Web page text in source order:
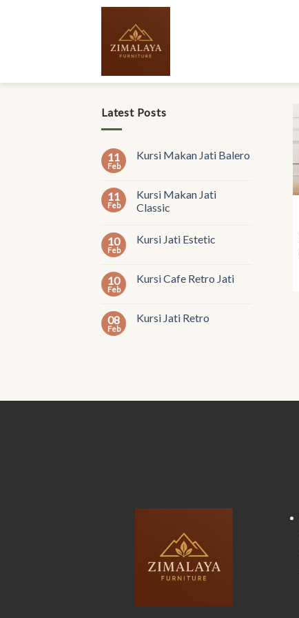
Latest Posts
11
Feb
Kursi Makan Jati Balero
11
Feb
Kursi Makan Jati
Classic
10
Feb
Kursi Jati Estetic
10
Feb
Kursi Cafe Retro Jati
08
Feb
Kursi Jati Retro